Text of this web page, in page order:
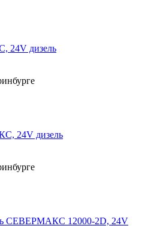
дизель
24V дизель
СЕВЕРМАКС 12000-2D, 24V